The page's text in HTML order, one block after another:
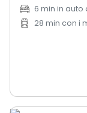
6 min in
28 min con i